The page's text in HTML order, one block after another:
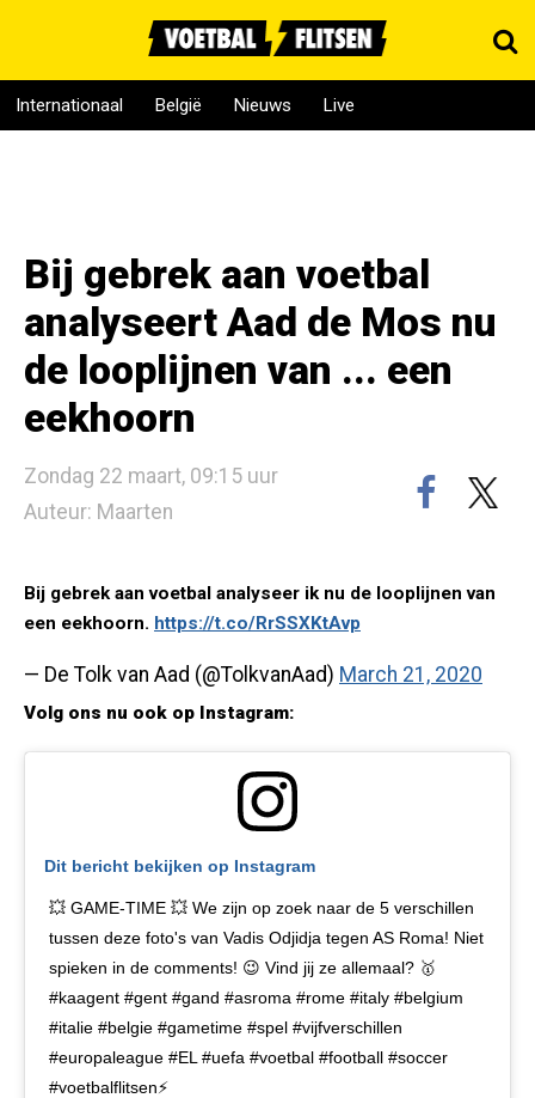
Internationaal België Nieuws Live
Bij gebrek aan voetbal
analyseert Aad de Mos nu
de looplijnen van ... een
eekhoorn
Zondag 22 maart, 09:15 uur
Auteur: Maarten
Bij gebrek aan voetbal analyseer ik nu de looplijnen van
een eekhoorn. https://t.co/RrSSXKtAvp
— De Tolk van Aad (@TolkvanAad) March 21, 2020
Volg ons nu ook op Instagram:
Dit bericht bekijken op Instagram
💥 GAME-TIME 💥 We zijn op zoek naar de 5 verschillen
tussen deze foto's van Vadis Odjidja tegen AS Roma! Niet
spieken in de comments! 😉 Vind jij ze allemaal? 🥇
#kaagent #gent #gand #asroma #rome #italy #belgium
#italie #belgie #gametime #spel #vijfverschillen
#europaleague #EL #uefa #voetbal #football #soccer
#voetbalflitsen⚡️